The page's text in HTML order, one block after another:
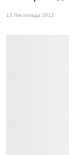
13 Листопада 2012